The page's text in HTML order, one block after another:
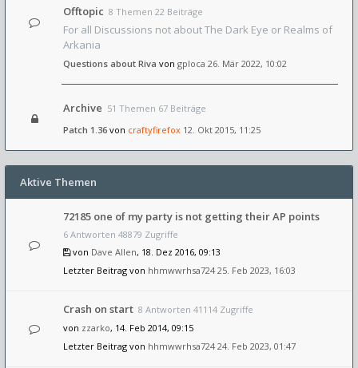
Offtopic 8 Themen 22 Beiträge
For all Discussions not about The Dark Eye or Realms of
Arkania
Questions about Riva von gploca 26. Mär 2022, 10:02
Archive 51 Themen 67 Beiträge
Patch 1.36 von craftyfirefox 12. Okt 2015, 11:25
Aktive Themen
72185 one of my party is not getting their AP points
6 Antworten 48879 Zugriffe
von Dave Allen, 18. Dez 2016, 09:13
Letzter Beitrag von hhmwwrhsa724 25. Feb 2023, 16:03
Crash on start 8 Antworten 41114 Zugriffe
von zzarko, 14. Feb 2014, 09:15
Letzter Beitrag von hhmwwrhsa724 24. Feb 2023, 01:47